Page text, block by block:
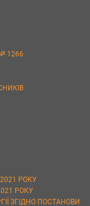
1266
РОКУ
РОКУ
ЗГІДНО ПОСТАНОВИ